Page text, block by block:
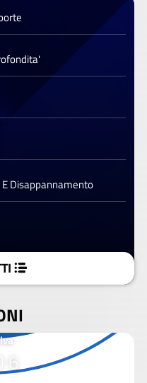
E Disappannamento
6